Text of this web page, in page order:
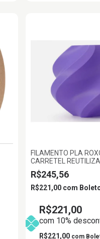
FILAMENTO PLA
CARRETEL
1.75MM BAMBULAB
R$245,56
R$221,00 com
R$221,00
com 10%
R$221,00 com